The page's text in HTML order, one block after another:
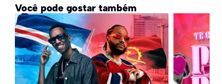
Você pode gostar também